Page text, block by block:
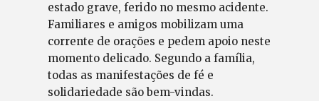
estado grave, ferido no mesmo acidente.
Familiares e amigos mobilizam uma
corrente de orações e pedem apoio neste
momento delicado. Segundo a família,
todas as manifestações de fé e
solidariedade são bem-vindas.